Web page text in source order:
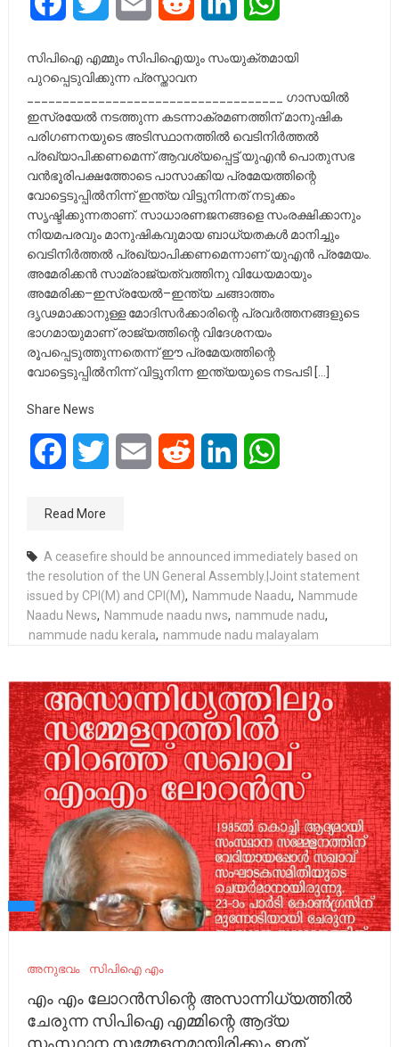
സിപിഐ എമ്മും സിപിഐയും സംയുക്തമായി
പുറപ്പെടുവിക്കുന്ന പ്രസ്താവന
____________________________________ ഗാസയിൽ
ഇസ്രയേൽ നടത്തുന്ന കടന്നാക്രമണത്തിന്‌ മാനുഷിക
പരിഗണനയുടെ അടിസ്ഥാനത്തിൽ വെടിനിർത്തൽ
പ്രഖ്യാപിക്കണമെന്ന്‌ ആവശ്യപ്പെട്ട്‌ യുഎൻ പൊതുസഭ
വൻഭൂരിപക്ഷത്തോടെ പാസാക്കിയ പ്രമേയത്തിന്റെ
വോട്ടെടുപ്പിൽനിന്ന്‌ ഇന്ത്യ വിട്ടുനിന്നത്‌ നടുക്കം
സൃഷ്ടിക്കുന്നതാണ്. സാധാരണജനങ്ങളെ സംരക്ഷിക്കാനും
നിയമപരവും മാനുഷികവുമായ ബാധ്യതകൾ മാനിച്ചും
വെടിനിർത്തൽ പ്രഖ്യാപിക്കണമെന്നാണ്‌ യുഎൻ പ്രമേയം.
അമേരിക്കൻ സാമ്രാജ്യത്വത്തിനു വിധേയമായും
അമേരിക്ക–ഇസ്രയേൽ–ഇന്ത്യ ചങ്ങാത്തം
ദൃഢമാക്കാനുള്ള മോദിസർക്കാരിന്റെ പ്രവർത്തനങ്ങളുടെ
ഭാഗമായുമാണ് രാജ്യത്തിന്റെ വിദേശനയം
രൂപപ്പെടുത്തുന്നതെന്ന്‌ ഈ പ്രമേയത്തിന്റെ
വോട്ടെടുപ്പിൽനിന്ന്‌ വിട്ടുനിന്ന ഇന്ത്യയുടെ നടപടി […]
Share News
FacebookTwitter Email Reddit LinkedIn
Read More
A ceasefire should be announced immediately based on
the resolution of the UN General Assembly.|Joint statement
issued by CPI(M) and CPI(M), Nammude Naadu, Nammude
Naadu News, Nammude naadu nws, nammude nadu,
nammude nadu kerala, nammude nadu malayalam
അനുഭവം സിപിഐ എം
എം എം ലോറൻസിന്റെ അസാന്നിധ്യത്തിൽ
ചേരുന്ന സിപിഐ എമ്മിന്റെ ആദ്യ
സംസ്ഥാന സമ്മേളനമായിരിക്കും ഇത്‌.